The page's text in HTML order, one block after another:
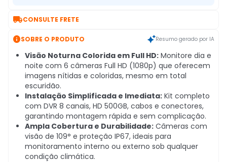
CONSULTE FRETE
SOBRE O PRODUTO Resumo gerado por IA
Visão Noturna Colorida em Full HD: Monitore dia e
noite com 6 câmeras Full HD (1080p) que oferecem
imagens nítidas e coloridas, mesmo em total
escuridão.
Instalação Simplificada e Imediata: Kit completo
com DVR 8 canais, HD 500GB, cabos e conectores,
garantindo montagem rápida e sem complicação.
Ampla Cobertura e Durabilidade: Câmeras com
visão de 109° e proteção IP67, ideais para
monitoramento interno ou externo sob qualquer
condição climática.